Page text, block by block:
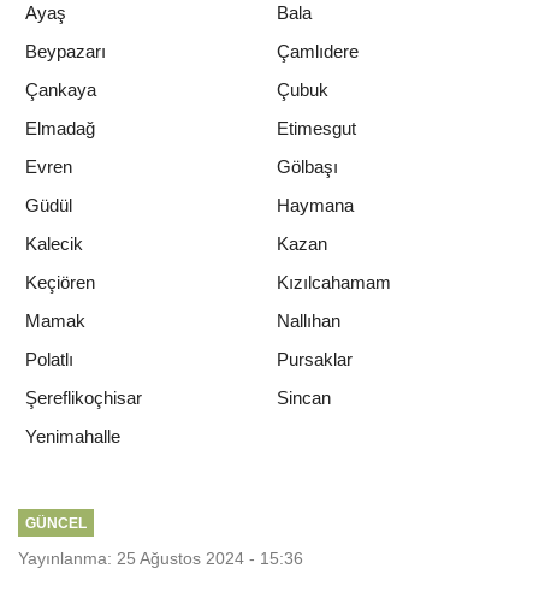
Ayaş
Bala
Beypazarı
Çamlıdere
Çankaya
Çubuk
Elmadağ
Etimesgut
Evren
Gölbaşı
Güdül
Haymana
Kalecik
Kazan
Keçiören
Kızılcahamam
Mamak
Nallıhan
Polatlı
Pursaklar
Şereflikoçhisar
Sincan
Yenimahalle
GÜNCEL
Yayınlanma: 25 Ağustos 2024 - 15:36